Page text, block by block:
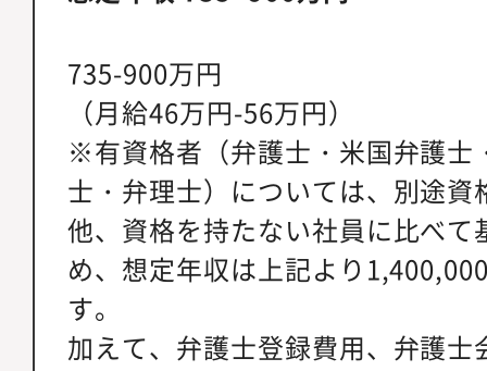
735-900万円
（月給46万円-56万円）
※有資格者（弁護士・米国弁護士
士・弁理士）については、別途
他、資格を持たない社員に比べ
め、想定年収は上記より
す。
加えて、弁護士登録費用、弁護